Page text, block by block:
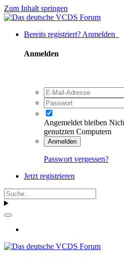
Zum Inhalt springen
Bereits registriert? Anmelden
Anmelden
Angemeldet bleiben
genutzten Computern
Anmelden
Passwort vergessen?
Jetzt registrieren